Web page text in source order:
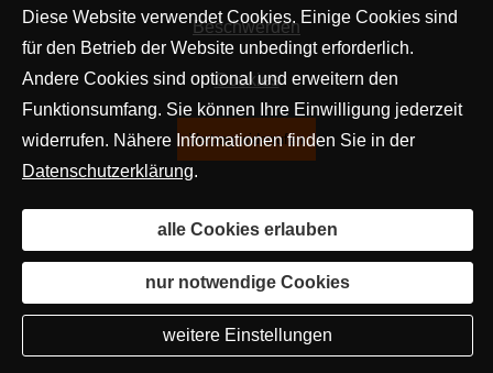
Beschwerden
Cookies
Vertrag widerrufen
Diese Website verwendet Cookies. Einige Cookies sind
für den Betrieb der Website unbedingt erforderlich.
Andere Cookies sind optional und erweitern den
Funktionsumfang. Sie können Ihre Einwilligung jederzeit
widerrufen. Nähere Informationen finden Sie in der
Datenschutzerklärung.
alle Cookies erlauben
nur notwendige Cookies
weitere Einstellungen